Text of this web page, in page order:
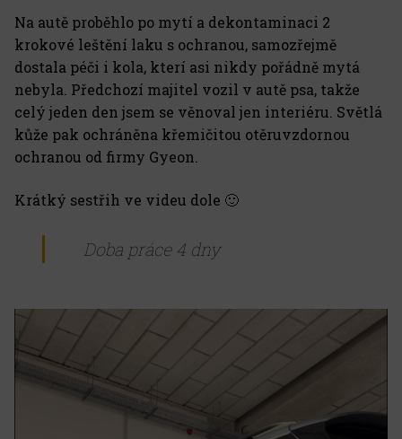
Na autě proběhlo po mytí a dekontaminaci 2
krokové leštění laku s ochranou, samozřejmě
dostala péči i kola, kterí asi nikdy pořádně mytá
nebyla. Předchozí majitel vozil v autě psa, takže
celý jeden den jsem se věnoval jen interiéru. Světlá
kůže pak ochráněna křemičitou otěruvzdornou
ochranou od firmy Gyeon.
Krátký sestřih ve videu dole 🙂
Doba práce 4 dny